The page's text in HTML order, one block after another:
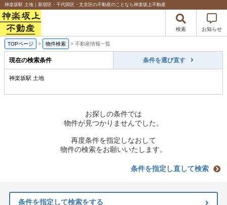
神楽坂駅 土地｜新宿区・千代田区・文京区の不動産のことなら神楽坂上不動産
検索 お知らせ
TOPページ > 物件検索 > 不動産情報一覧
現在の検索条件 条件を選び直す
神楽坂駅 土地
お探しの条件では
物件が見つかりませんでした。
再度条件を指定しなおして
物件の検索をお願いいたします。
条件を指定し直して検索
条件を指定して検索をする